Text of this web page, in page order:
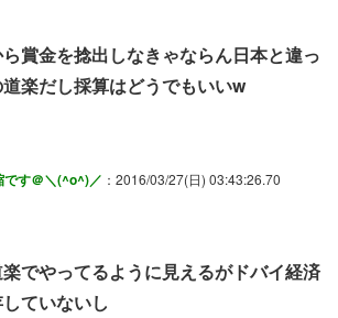
賞金を捻出しなきゃならん日本と違っ
楽だし採算はどうでもいいw
です＠＼(^o^)／ ：2016/03/27(日) 03:43:26.70
でやってるように見えるがドバイ経済
ていないし